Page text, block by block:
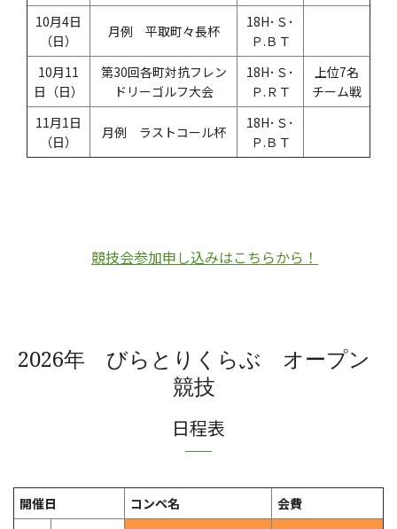
10月4日
（日）
月例 平取町々長杯
18H･Ｓ･
Ｐ.ＢＴ
10月11
日（日）
第30回各町対抗フレン
ドリーゴルフ大会
18H･Ｓ･
Ｐ.ＲＴ
上位7名
チーム戦
11月1日
（日）
月例 ラストコール杯
18H･Ｓ･
Ｐ.ＢＴ
競技会参加申し込みはこちらから！
2026年 びらとりくらぶ オープン
競技
日程表
開催日 コンペ名
会費